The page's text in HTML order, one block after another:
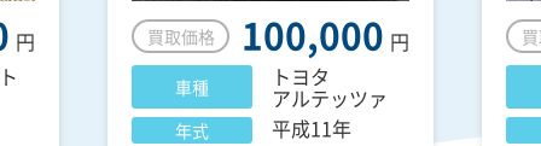
円
買取価格 100,000 円
車種 トヨタ
アルテッツァ
年式 平成11年